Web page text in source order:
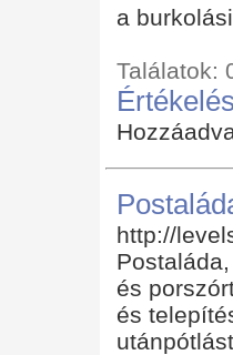
a
Találatok:
Értékelés
http://
és
és